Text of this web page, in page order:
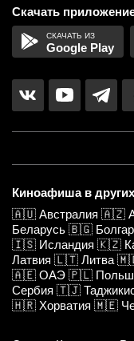
Скачать
Google Play
Киноафиша в
🇦🇺 Австралия 🇦🇿
Беларусь 🇧🇬
🇮🇸 Исландия 🇰🇿
Латвия 🇱🇹 Литва
🇦🇪 ОАЭ 🇵🇱
Сербия 🇹🇯
🇭🇷 Хорватия 🇲🇪